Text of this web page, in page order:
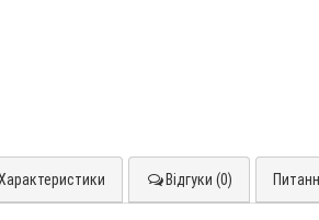
Відгуки (0)